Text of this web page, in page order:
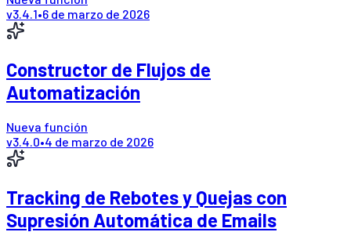
v3.4.1•6 de marzo de 2026
Constructor de Flujos de
Automatización
Nueva función
v3.4.0•4 de marzo de 2026
Tracking de Rebotes y Quejas con
Supresión Automática de Emails